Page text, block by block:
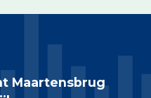
Maartensbrug